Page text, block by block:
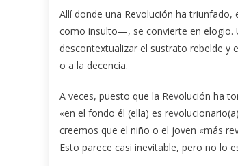
Allí donde una Revolución ha
como insulto—, se convierte en elogio.
descontextualizar el sustrato rebelde y
o a la decencia.
A veces, puesto que la Revolución ha
«en el fondo él (ella) es
creemos que el niño o el joven «más
Esto parece casi inevitable, pero no lo